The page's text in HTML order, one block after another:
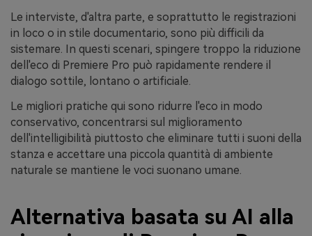
Le interviste, d'altra parte, e soprattutto le registrazioni
in loco o in stile documentario, sono più difficili da
sistemare. In questi scenari, spingere troppo la riduzione
dell'eco di Premiere Pro può rapidamente rendere il
dialogo sottile, lontano o artificiale.
Le migliori pratiche qui sono ridurre l'eco in modo
conservativo, concentrarsi sul miglioramento
dell'intelligibilità piuttosto che eliminare tutti i suoni della
stanza e accettare una piccola quantità di ambiente
naturale se mantiene le voci suonano umane.
Alternativa basata su AI alla